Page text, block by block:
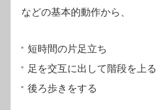
などの基本的動作から、
短時間の片足立ち
足を交互に出して階段を上る
後ろ歩きをする